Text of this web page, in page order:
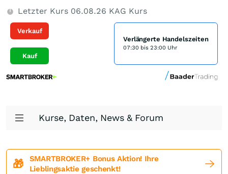
Letzter Kurs 06.08.26 KAG Kurs
Verkauf
Kauf
Verlängerte Handelszeiten
07:30 bis 23:00 Uhr
Kurse, Daten, News & Forum
🎁
SMARTBROKER+ Bonus Aktion! Ihre
Lieblingsaktie geschenkt!